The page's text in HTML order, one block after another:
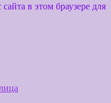
в этом браузере для